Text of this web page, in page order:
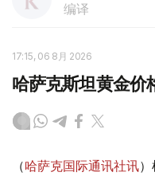
编译
17:15, 06 8月 2026
哈萨克斯坦黄金价
（哈萨克国际通讯社讯